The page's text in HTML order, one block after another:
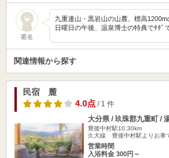
匿名
九重連山・黒岩山の山麓、標高1200m
日曜日の午後、温泉博士の特典でﾀﾀﾞ
関連情報から探す
民宿 麓
4.0点/ 1 件
大分県 / 玖珠郡九重町 /
豊後中村駅10.30km
久大線 豊後中村駅よりお車
営業時間
入浴料金 300円～